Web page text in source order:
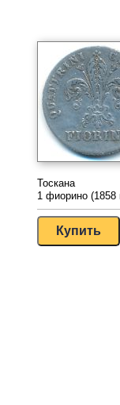
Тоскана
1 фиорино (1858